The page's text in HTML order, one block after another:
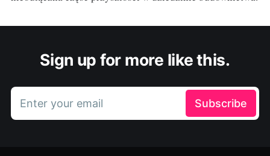
Sign up for more like this.
Enter your email Subscribe